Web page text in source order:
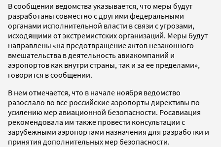
В сообщении ведомства указывается, что меры будут
разработаны совместно с другими федеральными
органами исполнительной власти в связи с угрозами,
исходящими от экстремистских организаций. Меры будут
направлены «на предотвращение актов незаконного
вмешательства в деятельность авиакомпаний и
аэропортов как внутри страны, так и за ее пределами»,
говорится в сообщении.
В нем отмечается, что в начале ноября ведомство
разослало во все российские аэропорты директивы по
усилению мер авиационной безопасности. Росавиация
рекомендовала им также провести консультации с
зарубежными аэропортами назначения для разработки и
принятия дополнительных мер безопасности.